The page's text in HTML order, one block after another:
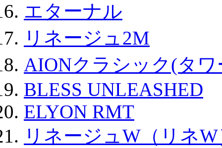
エターナル
リネージュ2M
AIONクラシック(タ
BLESS UNLEASHED
ELYON RMT
リネージュW（リネ